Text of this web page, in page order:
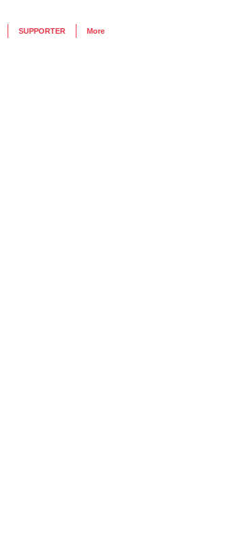
SUPPORTER More